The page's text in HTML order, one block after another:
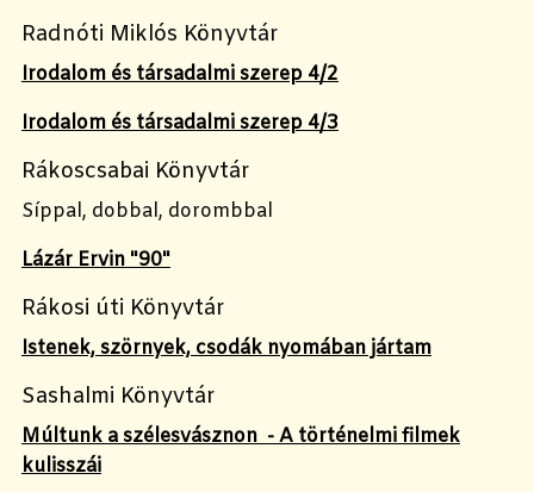
Radnóti Miklós Könyvtár
Irodalom és társadalmi szerep 4/2
Irodalom és társadalmi szerep 4/3
Rákoscsabai Könyvtár
Síppal, dobbal, dorombbal
Lázár Ervin "90"
Rákosi úti Könyvtár
Istenek, szörnyek, csodák nyomában jártam
Sashalmi Könyvtár
Múltunk a szélesvásznon - A történelmi filmek
kulisszái